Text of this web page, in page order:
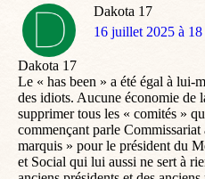
Dakota 17
dit
16 juillet 2025 à
Dakota 17
Le « has been » a été égal à lui-
des idiots. Aucune économie de
supprimer tous les « comités »
commençant parle
marquis » pour le président du
et Social qui lui aussi ne sert à